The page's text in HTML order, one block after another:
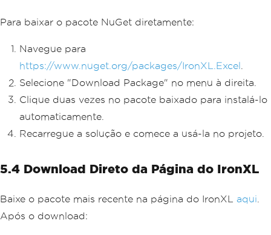
Para baixar o pacote NuGet diretamente:
Navegue para
https://www.nuget.org/packages/IronXL.Excel
Selecione "Download Package" no menu à direita.
Clique duas vezes no pacote baixado para instalá-lo
automaticamente.
Recarregue a solução e comece a usá-la no projeto.
5.4 Download Direto da Página do IronXL
Baixe o pacote mais recente na página do IronXL aqui
Após o download: